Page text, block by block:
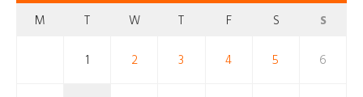
M T W T F S S
1 2 3 4 5 6